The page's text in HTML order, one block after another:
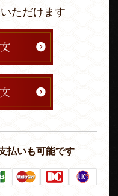
ただけます
払いも可能です